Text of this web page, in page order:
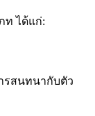
ท ได้แก่:
รสนทนากับตัว